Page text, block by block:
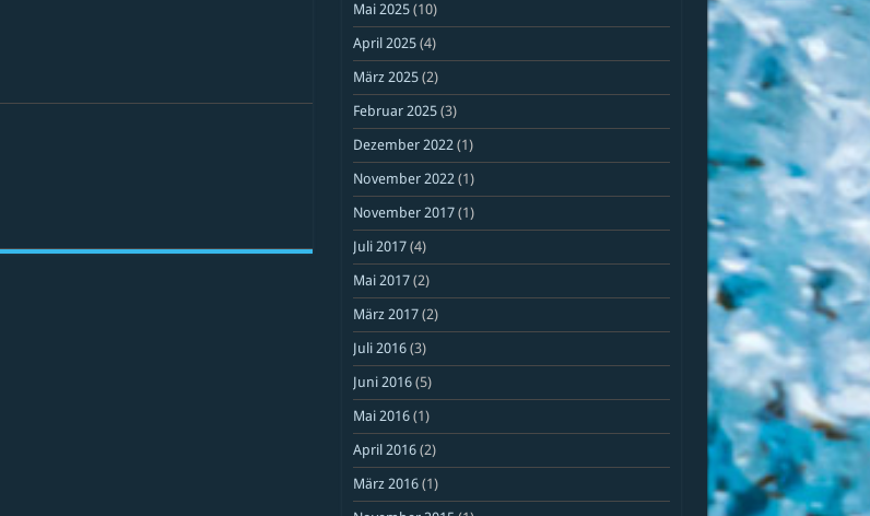
Mai 2025(10)
April 2025(4)
März 2025(2)
Februar 2025(3)
Dezember 2022(1)
November 2022(1)
November 2017(1)
Juli 2017(4)
Mai 2017(2)
März 2017(2)
Juli 2016(3)
Juni 2016(5)
Mai 2016(1)
April 2016(2)
März 2016(1)